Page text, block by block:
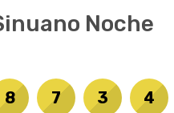
Noche
8 7 3 4